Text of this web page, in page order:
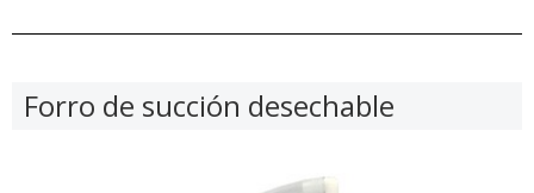
Forro de succión desechable